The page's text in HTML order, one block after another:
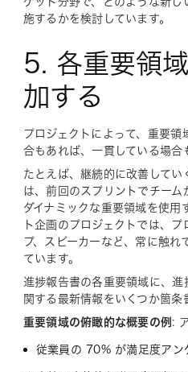
施するかを検討しています。
5. 各重要領
加する
プロジェクトによって、重要
合もあれば、一貫している場合
たとえば、継続的に改善してい
は、前回のスプリントでチーム
ダイナミックな重要領域を使用
ト企画のプロジェクトでは、
プ、スピーカーなど、常に触れ
ています。
進捗報告書の各重要領域に、
関する最新情報をいくつか箇条
重要領域の俯瞰的な概要の例 :
従業員の 70% が満足度アン